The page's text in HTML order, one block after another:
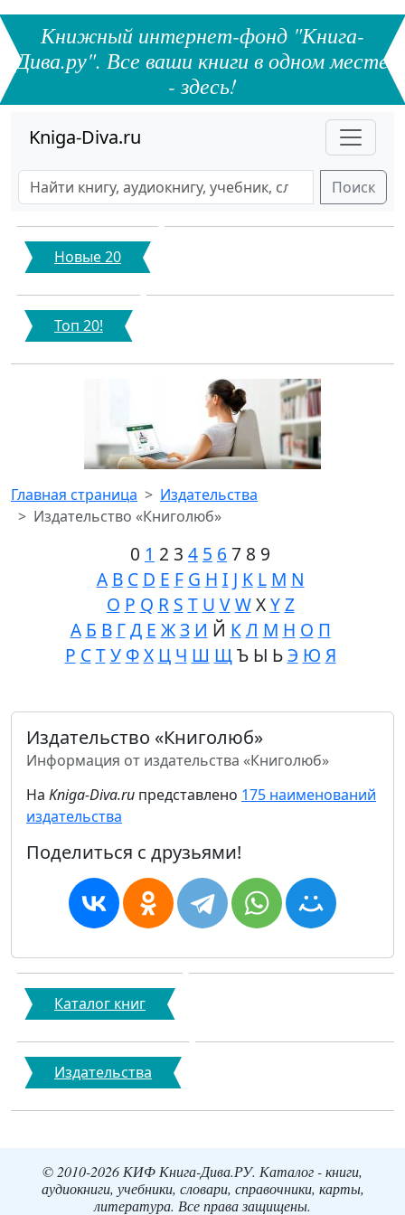
Книжный интернет-фонд "Книга-
Дива.ру". Все ваши книги в одном месте
- здесь!
Kniga-Diva.ru
Поиск
Новые 20
Топ 20!
Главная страница
Издательства
Издательство «Книголюб»
0 1 2 3 4 5 6 7 8 9
A B C D E F G H I J K L M N
O P Q R S T U V WXY Z
А Б В Г Д Е Ж З И Й К Л М Н О П
Р С Т У Ф Х Ц Ч Ш ЩЪ Ы ЬЭ Ю Я
Издательство «Книголюб»
Информация от издательства «Книголюб»
На Kniga-Diva.ru представлено 175 наименований
издательства
Поделиться с друзьями!
Каталог книг
Издательства
© 2010-2026 КИФ Книга-Дива.РУ. Каталог - книги,
аудиокниги, учебники, словари, справочники, карты,
литература. Все права защищены.